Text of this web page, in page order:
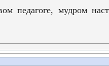
педагоге, мудром